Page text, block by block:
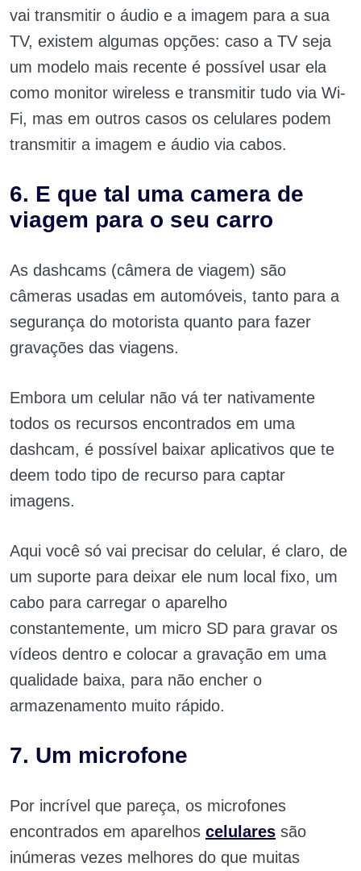
vai transmitir o áudio e a imagem para a sua
TV, existem algumas opções: caso a TV seja
um modelo mais recente é possível usar ela
como monitor wireless e transmitir tudo via Wi-
Fi, mas em outros casos os celulares podem
transmitir a imagem e áudio via cabos.
6. E que tal uma camera de
viagem para o seu carro
As dashcams (câmera de viagem) são
câmeras usadas em automóveis, tanto para a
segurança do motorista quanto para fazer
gravações das viagens.
Embora um celular não vá ter nativamente
todos os recursos encontrados em uma
dashcam, é possível baixar aplicativos que te
deem todo tipo de recurso para captar
imagens.
Aqui você só vai precisar do celular, é claro, de
um suporte para deixar ele num local fixo, um
cabo para carregar o aparelho
constantemente, um micro SD para gravar os
vídeos dentro e colocar a gravação em uma
qualidade baixa, para não encher o
armazenamento muito rápido.
7. Um microfone
Por incrível que pareça, os microfones
encontrados em aparelhos celulares são
inúmeras vezes melhores do que muitas